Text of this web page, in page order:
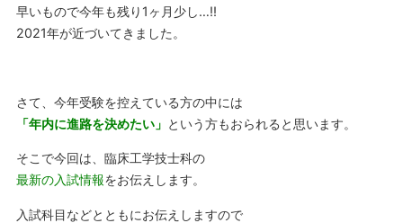
早いもので今年も残り1ヶ月少し…‼
2021年が近づいてきました。
さて、今年受験を控えている方の中には
「年内に進路を決めたい」 という方もおられると思います。
そこで今回は、臨床工学技士科の
最新の入試情報をお伝えします。
入試科目などとともにお伝えしますので